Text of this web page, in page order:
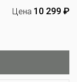
Цена 10 299 ₽